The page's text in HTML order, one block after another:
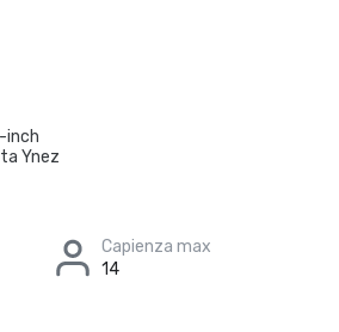
inch
Ynez
Capienza max
14